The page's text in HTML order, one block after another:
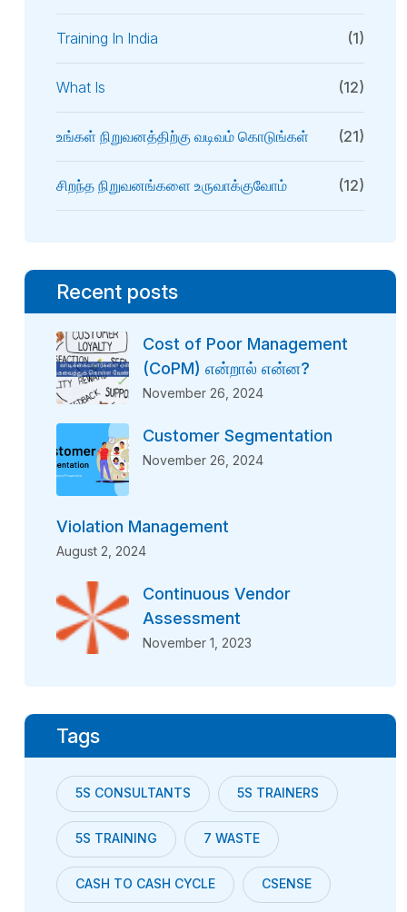
Training In India (1)
What Is (12)
உங்கள் நிறுவனத்திற்கு வடிவம் கொடுங்கள் (21)
சிறந்த நிறுவனங்களை உருவாக்குவோம் (12)
Recent posts
Cost of Poor Management
(CoPM) என்றால் என்ன?
November 26, 2024
Customer Segmentation
November 26, 2024
Violation Management
August 2, 2024
Continuous Vendor
Assessment
November 1, 2023
Tags
5S CONSULTANTS 5S TRAINERS
5S TRAINING 7 WASTE
CASH TO CASH CYCLE CSENSE